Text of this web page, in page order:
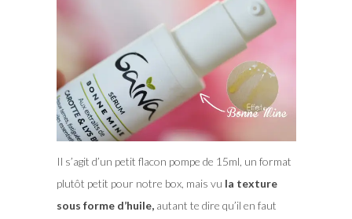
Il s’agit d’un petit flacon pompe de 15ml, un format
plutôt petit pour notre box, mais vu la texture
sous forme d’huile,autant te dire qu’il en faut